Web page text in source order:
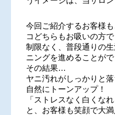
今回ご紹介するお客様
コどちらもお吸いの方
制限なく、普段通りの
ニングを進めることがで
その結果…
ヤニ汚れがしっかりと
自然にトーンアップ！
「ストレスなく白くな
と、お客様も笑顔で大